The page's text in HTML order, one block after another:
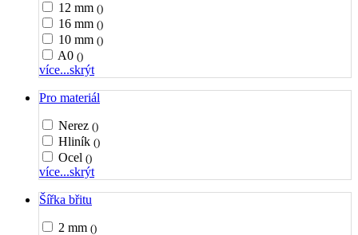
12 mm ()
16 mm ()
10 mm ()
A0 ()
více...skrýt
Pro materiál
Nerez ()
Hliník ()
Ocel ()
více...skrýt
Šířka břitu
2 mm ()